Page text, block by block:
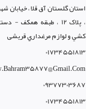
استان گلستان آق قلا ، خيابان
، پلاک 12 ، طبقه همکف -
کشي و لوازم مرغداري قریشی
01734551813
09377303687
01734551813